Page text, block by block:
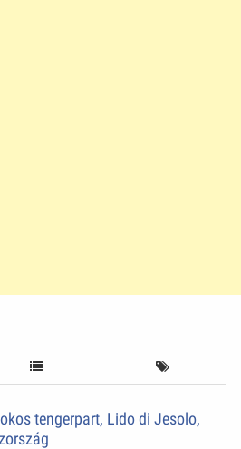
tengerpart, Lido di Jesolo,